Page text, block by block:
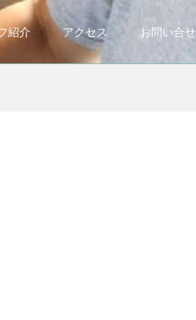
紹介 アクセス お問い合せ